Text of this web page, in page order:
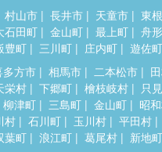
村山市 長井市 天童市 東
石田町 金山町 最上町 舟
豊町 三川町 庄内町 遊佐町
多方市 相馬市 二本松市
栄村 下郷町 檜枝岐村 只
柳津町 三島町 金山町 昭
村 石川町 玉川村 平田村
葉町 浪江町 葛尾村 新地町